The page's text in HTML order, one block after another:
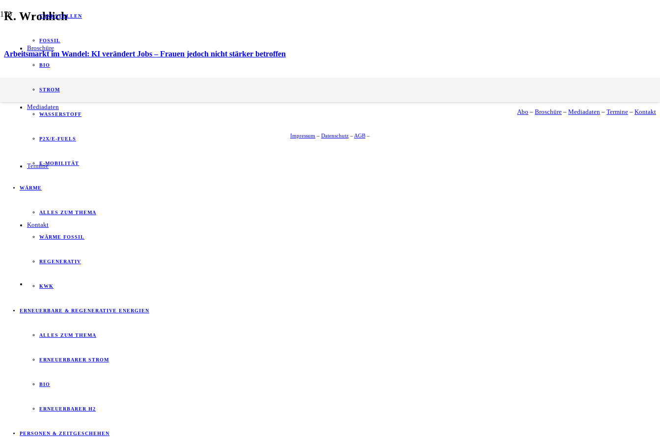
Broschüre
Mediadaten
Termine
Kontakt
TANKSTELLEN
FOSSIL
BIO
STROM
WASSERSTOFF
P2X/E-FUELS
E-MOBILITÄT
WÄRME
ALLES ZUM THEMA
WÄRME FOSSIL
REGENERATIV
KWK
ERNEUERBARE & REGENERATIVE ENERGIEN
ALLES ZUM THEMA
ERNEUERBARER STROM
BIO
ERNEUERBARER H2
PERSONEN & ZEITGESCHEHEN
K. Wrohlich
Arbeitsmarkt im Wandel: KI verändert Jobs – Frauen jedoch nicht stärker betroffen
Abo – Broschüre – Mediadaten – Termine – Kontakt
Impressum – Datenschutz – AGB –